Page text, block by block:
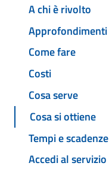
A chi è rivolto
Approfondimenti
Come fare
Costi
Cosa serve
Cosa si ottiene
Tempi e scadenze
Accedi al servizio